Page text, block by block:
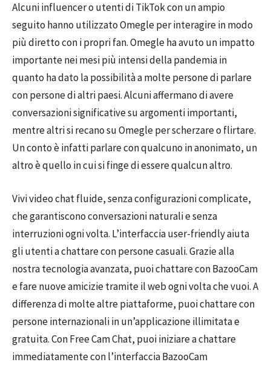
Alcuni influencer o utenti di TikTok con un ampio
seguito hanno utilizzato Omegle per interagire in modo
più diretto con i propri fan. Omegle ha avuto un impatto
importante nei mesi più intensi della pandemia in
quanto ha dato la possibilità a molte persone di parlare
con persone di altri paesi. Alcuni affermano di avere
conversazioni significative su argomenti importanti,
mentre altri si recano su Omegle per scherzare o flirtare.
Un conto è infatti parlare con qualcuno in anonimato, un
altro è quello in cui si finge di essere qualcun altro.
Vivi video chat fluide, senza configurazioni complicate,
che garantiscono conversazioni naturali e senza
interruzioni ogni volta. L’interfaccia user-friendly aiuta
gli utenti a chattare con persone casuali. Grazie alla
nostra tecnologia avanzata, puoi chattare con BazooCam
e fare nuove amicizie tramite il web ogni volta che vuoi. A
differenza di molte altre piattaforme, puoi chattare con
persone internazionali in un’applicazione illimitata e
gratuita. Con Free Cam Chat, puoi iniziare a chattare
immediatamente con l’interfaccia BazooCam